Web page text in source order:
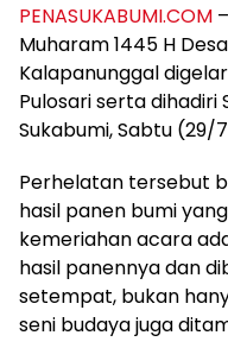
PENASUKABUMI.COM
Muharam 1445 H
Kalapanunggal
Pulosari serta
Sukabumi, Sabtu (29/
Perhelatan tersebut
hasil panen bumi
kemeriahan acara
hasil panennya dan
setempat, bukan
seni budaya juga